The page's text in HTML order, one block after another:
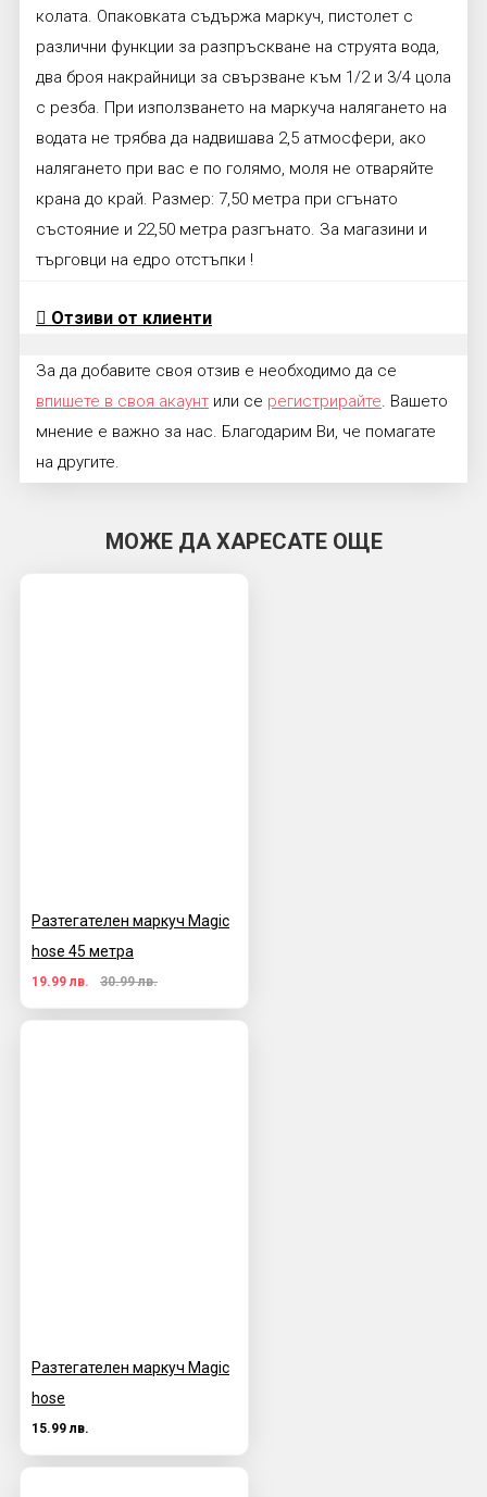
колата. Опаковката съдържа маркуч, пистолет с
различни функции за разпръскване на струята вода,
два броя накрайници за свързване към 1/2 и 3/4 цола
с резба. При използването на маркуча налягането на
водата не трябва да надвишава 2,5 атмосфери, ако
налягането при вас е по голямо, моля не отваряйте
крана до край. Размер: 7,50 метра при сгънато
състояние и 22,50 метра разгънато. За магазини и
търговци на едро отстъпки !
Отзиви от клиенти
За да добавите своя отзив е необходимо да се
впишете в своя акаунт или се регистрирайте. Вашето
мнение е важно за нас. Благодарим Ви, че помагате
на другите.
МОЖЕ ДА ХАРЕСАТЕ ОЩЕ
Разтегателен маркуч Magic
hose 45 метра
19.99 лв. 30.99 лв.
Разтегателен маркуч Magic
hose
15.99 лв.